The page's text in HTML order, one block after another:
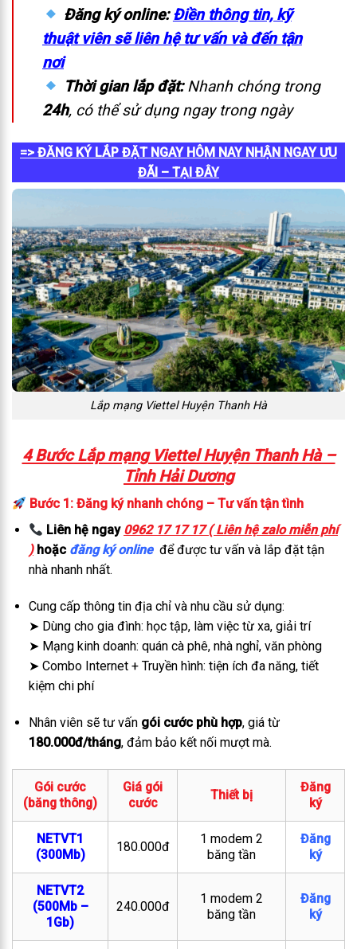
Đăng ký online: Điền thông tin, kỹ
thuật viên sẽ liên hệ tư vấn và đến tận
nơi
Thời gian lắp đặt:Nhanh chóng trong
24h, có thể sử dụng ngay trong ngày
=> ĐĂNG KÝ LẮP ĐẶT NGAY HÔM NAY NHẬN NGAY ƯU
ĐÃI – TẠI ĐÂY
Lắp mạng Viettel Huyện Thanh Hà
4 Bước Lắp mạng Viettel Huyện Thanh Hà –
Tỉnh Hải Dương
Bước 1: Đăng ký nhanh chóng – Tư vấn tận tình
Liên hệ ngay 0962 17 17 17 ( Liên hệ zalo miễn phí
)hoặc đăng ký online để được tư vấn và lắp đặt tận
nhà nhanh nhất.
Cung cấp thông tin địa chỉ và nhu cầu sử dụng:
➤ Dùng cho gia đình: học tập, làm việc từ xa, giải trí
➤ Mạng kinh doanh: quán cà phê, nhà nghỉ, văn phòng
➤ Combo Internet + Truyền hình: tiện ích đa năng, tiết
kiệm chi phí
Nhân viên sẽ tư vấn gói cước phù hợp, giá từ
180.000đ/tháng, đảm bảo kết nối mượt mà.
Gói cước
(băng thông)
Giá gói
cước
Thiết bị
Đăng
ký
NETVT1
(300Mb)
180.000đ
1 modem 2
băng tần
Đăng
ký
NETVT2
(500Mb –
1Gb)
240.000đ
1 modem 2
băng tần
Đăng
ký